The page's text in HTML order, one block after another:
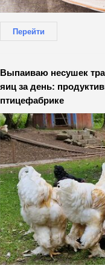
Перейти
Выпаиваю несушек
яиц за день:
птицефабрике